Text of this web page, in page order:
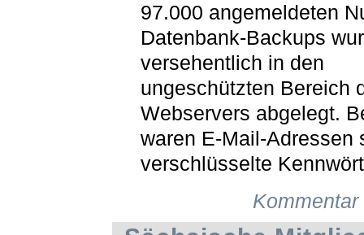
97.000 angemeldeten
Datenbank-Backups
versehentlich in den
ungeschützten Bereich
Webservers abgelegt.
waren E-Mail-Adressen
verschlüsselte